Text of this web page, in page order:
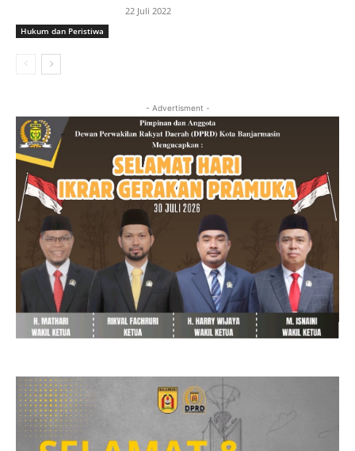
Hukum dan Peristiwa
22 Juli 2022
- Advertisment -